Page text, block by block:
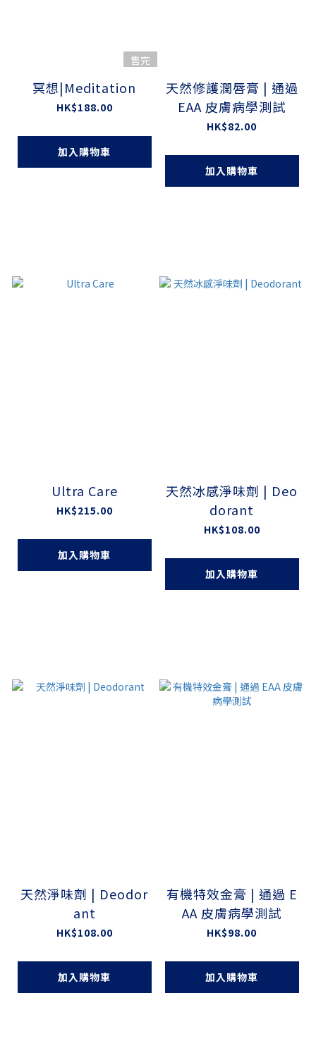
售完
冥想|Meditation
HK$188.00
加入購物車
天然修護潤唇膏 | 通過
EAA 皮膚病學測試
HK$82.00
加入購物車
Ultra Care
HK$215.00
加入購物車
天然冰感淨味劑 | Deo
dorant
HK$108.00
加入購物車
天然淨味劑 | Deodor
ant
HK$108.00
加入購物車
有機特效金膏 | 通過 E
AA 皮膚病學測試
HK$98.00
加入購物車